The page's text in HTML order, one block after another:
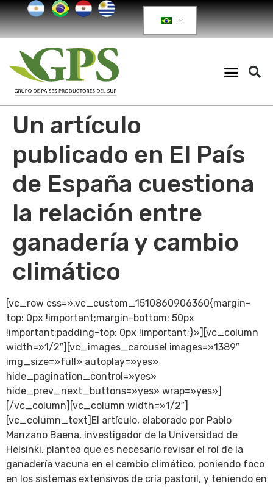
Un artículo
publicado en El País
de España cuestiona
la relación entre
ganadería y cambio
climático
[vc_row css=».vc_custom_1510860906360{margin-
top: 0px !important;margin-bottom: 50px
!important;padding-top: 0px !important;}»][vc_column
width=»1/2″][vc_images_carousel images=»1389″
img_size=»full» autoplay=»yes»
hide_pagination_control=»yes»
hide_prev_next_buttons=»yes» wrap=»yes»]
[/vc_column][vc_column width=»1/2″]
[vc_column_text]El artículo, elaborado por Pablo
Manzano Baena, investigador de la Universidad de
Helsinki, plantea que es necesario revisar el rol de la
ganadería vacuna en el cambio climático, poniendo foco
en los sistemas extensivos de cría pastoril, y teniendo en